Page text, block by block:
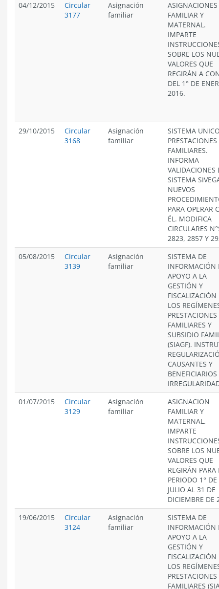
04/12/2015
Circular
3177
Asignación
familiar
ASIGNACIONES
FAMILIAR Y
MATERNAL.
IMPARTE
SOBRE LOS
VALORES QUE
REGIRÁN A
DEL 1° DE
2016.
29/10/2015
Circular
3168
Asignación
familiar
SISTEMA
PRESTACIONES
FAMILIARES.
INFORMA
VALIDACIONES
SISTEMA
NUEVOS
PARA OPERAR
ÉL. MODIFICA
CIRCULARES
2823, 2857 Y
05/08/2015
Circular
3139
Asignación
familiar
SISTEMA DE
INFORMACIÓN
APOYO A LA
GESTIÓN Y
FISCALIZACIÓN
LOS
PRESTACIONES
FAMILIARES Y
SUBSIDIO
(SIAGF).
CAUSANTES Y
01/07/2015
Circular
3129
Asignación
familiar
ASIGNACION
FAMILIAR Y
MATERNAL.
IMPARTE
SOBRE LOS
VALORES QUE
REGIRÁN PARA
PERIODO 1° DE
JULIO AL 31 DE
DICIEMBRE DE
19/06/2015
Circular
3124
Asignación
familiar
SISTEMA DE
INFORMACIÓN
APOYO A LA
GESTIÓN Y
FISCALIZACIÓN
LOS
PRESTACIONES
FAMILIARES